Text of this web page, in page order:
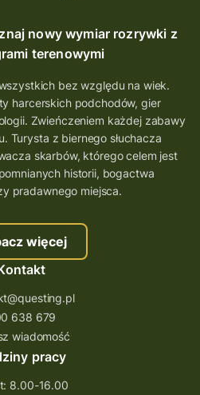
nowy wymiar rozrywki z
terenowymi
bez względu na wiek.
harcerskich podchodów, gier
Zwieńczeniem każdej zabawy
Turysta z biernego słuchacza
skarbów, którego celem jest
historii, bogactwa
pradawnego miejsca.
więcej
638 679
wiadomość
pracy
8.00-16.00